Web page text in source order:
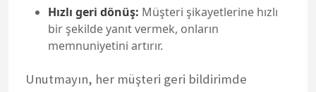
Hızlı geri dönüş: Müşteri şikayetlerine hızlı
bir şekilde yanıt vermek, onların
memnuniyetini artırır.
Unutmayın, her müşteri geri bildirimde